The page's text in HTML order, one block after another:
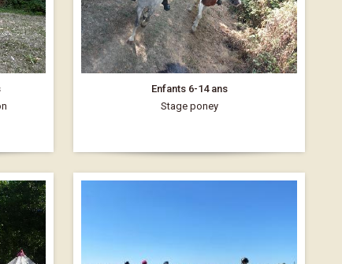
Enfants 6-14 ans
Stage poney